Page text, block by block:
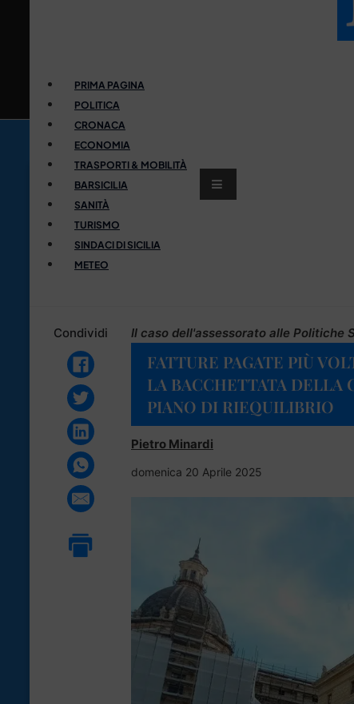
PRIMA PAGINA
POLITICA
CRONACA
ECONOMIA
TRASPORTI & MOBILITÀ
BARSICILIA
SANITÀ
TURISMO
SINDACI DI SICILIA
METEO
Condividi Il caso dell'assessorato alle Politiche
FATTURE PAGATE PIÙ
LA BACCHETTATA DELLA
PIANO DI RIEQUILIBRIO
Pietro Minardi
domenica 20 Aprile 2025